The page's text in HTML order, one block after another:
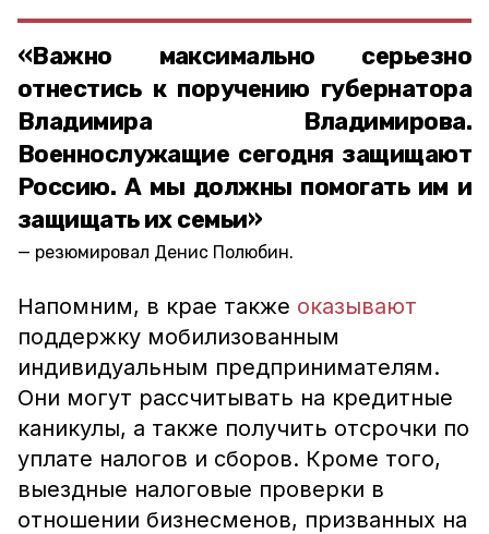
«Важно максимально серьезно
отнестись к поручению губернатора
Владимира Владимирова.
Военнослужащие сегодня защищают
Россию. А мы должны помогать им и
защищать их семьи»
резюмировал Денис Полюбин.
Напомним, в крае также оказывают
поддержку мобилизованным
индивидуальным предпринимателям.
Они могут рассчитывать на кредитные
каникулы, а также получить отсрочки по
уплате налогов и сборов. Кроме того,
выездные налоговые проверки в
отношении бизнесменов, призванных на